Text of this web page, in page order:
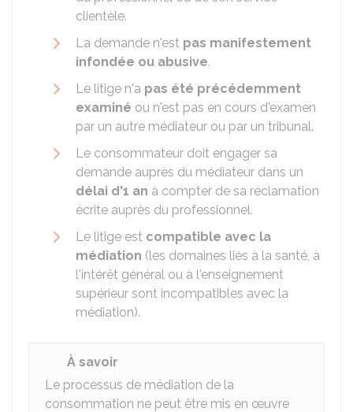
clientèle.
La demande n'est pas manifestement
infondée ou abusive.
Le litige n'a pas été précédemment
examiné ou n'est pas en cours d'examen
par un autre médiateur ou par un tribunal.
Le consommateur doit engager sa
demande auprès du médiateur dans un
délai d'1 an à compter de sa réclamation
écrite auprès du professionnel.
Le litige est compatible avec la
médiation (les domaines liés à la santé, à
l'intérêt général ou à l'enseignement
supérieur sont incompatibles avec la
médiation).
À savoir
Le processus de médiation de la
consommation ne peut être mis en œuvre